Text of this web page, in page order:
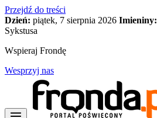
Przejdź do treści
Dzień: piątek, 7 sierpnia 2026 Imieniny:
Sykstusa
Wspieraj Frondę
Wesprzyj nas